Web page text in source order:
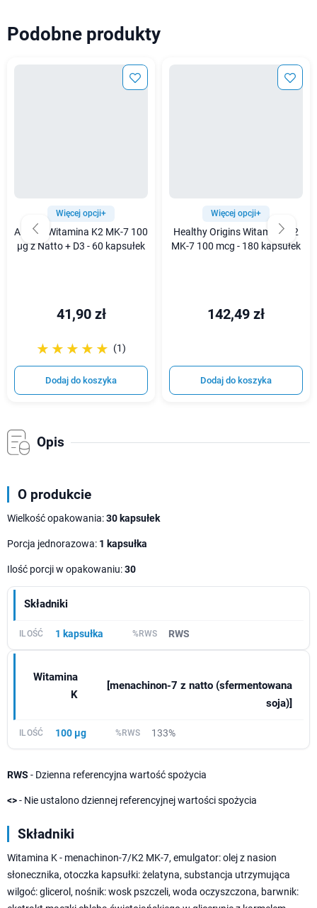
Podobne produkty
Więcej opcji+
Aliness Witamina K2 MK-7 100
µg z Natto + D3 - 60 kapsułek
41,90 zł
☆☆☆☆☆
★★★★★ (1)
Dodaj do koszyka
Więcej opcji+
Healthy Origins Witamina K2
MK-7 100 mcg - 180 kapsułek
142,49 zł
Dodaj do koszyka
Opis
O produkcie
Wielkość opakowania:30 kapsułek
Porcja jednorazowa: 1 kapsułka
Ilość porcji w opakowaniu:30
Składniki
1 kapsułka RWS
Witamina
K
[menachinon-7 z natto (sfermentowana
soja)]
100 µg 133%
RWS - Dzienna referencyjna wartość spożycia
<>- Nie ustalono dziennej referencyjnej wartości spożycia
Składniki
Witamina K - menachinon-7/K2 MK-7, emulgator: olej z nasion
słonecznika, otoczka kapsułki: żelatyna, substancja utrzymująca
wilgoć: glicerol, nośnik: wosk pszczeli, woda oczyszczona, barwnik: